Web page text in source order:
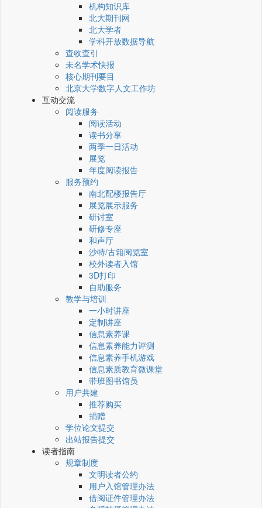
机构知识库
北大期刊网
北大学者
学科开放数据导航
查收查引
未名学术快报
核心期刊要目
北京大学数字人文工作坊
互动交流
阅读服务
阅读活动
读书分享
两季一日活动
展览
年度阅读报告
服务预约
南北配楼报告厅
展览展示服务
研讨室
研修专座
和声厅
沙特/古籍阅览室
校外读者入馆
3D打印
自助服务
教学与培训
一小时讲座
定制讲座
信息素养课
信息素养能力评测
信息素养手机游戏
信息素质教育微课堂
带班图书馆员
用户共建
推荐购买
捐赠
学位论文提交
出站报告提交
读者指南
规章制度
文明读者公约
用户入馆管理办法
借阅证件管理办法